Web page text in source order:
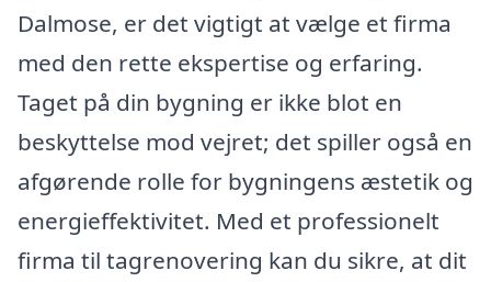
Dalmose, er det vigtigt at vælge et firma
med den rette ekspertise og erfaring.
Taget på din bygning er ikke blot en
beskyttelse mod vejret; det spiller også en
afgørende rolle for bygningens æstetik og
energieffektivitet. Med et professionelt
firma til tagrenovering kan du sikre, at dit